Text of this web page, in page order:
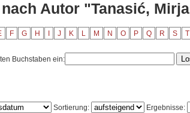
Autor "Tanasić,
F G H J K L M N O P Q R S T
Buchstaben ein:
Sortierung: Ergebnisse: